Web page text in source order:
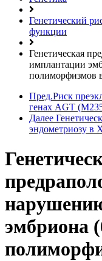
Генетический
функции
Генетическая
имплантации
полиморфизмов
Пред.Риск
генах AGT
Далее
эндометриозу в
эмбриона